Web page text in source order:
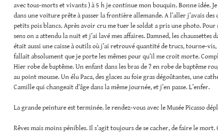
avec tous-morts et vivants ) à 5 h je continue mon bouquin. Bonne idée.
dans une voiture prête à passer la frontière allemande. A l’aller j’avais des
petits pois blancs. Après avoir cru me tuer le soldat a pris une photo.
sens on a attendu la nuit et j’ai lavé mes affaires. Damned, les chaussettes
était aussi une caisse à outils où j’ai retrouvé quantité de trucs, tourne-
fallait absolument que je porte les mêmes pour qu’il me croit morte.
Hier robe de baptême. Un enfant dans les bras de ? en robe de baptême
au point mousse. Un élu Paca, des glaces au foie gras dégoûtantes, une
Camille qui changeait d’âge dans la même journée, et j’en passe. L’enfer.
La grande peinture est terminée. le rendez-vous avec le Musée Picasso
Rêves mais moins pénibles. Il s’agit toujours de se cacher, de faire le mort.